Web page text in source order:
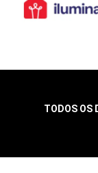
TODOS OS